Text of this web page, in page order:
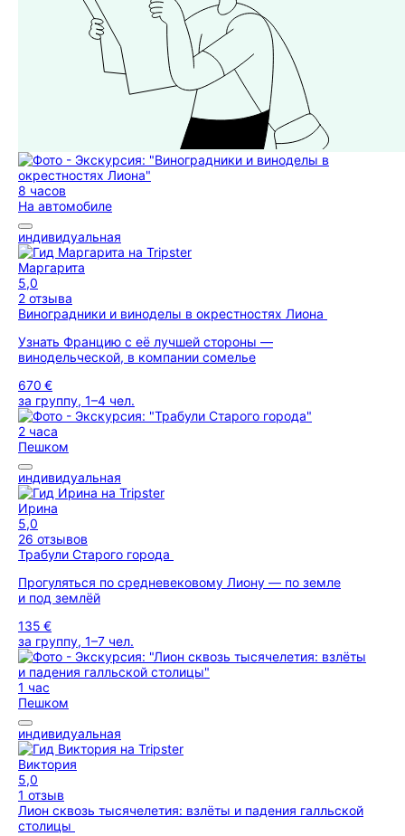
8 часов
На автомобиле
индивидуальная
Маргарита
5,0
2 отзыва
Виноградники и виноделы в окрестностях Лиона
Узнать Францию с её лучшей стороны —
винодельческой, в компании сомелье
670 €
за группу, 1–4 чел.
2 часа
Пешком
индивидуальная
Ирина
5,0
26 отзывов
Трабули Старого города
Прогуляться по средневековому Лиону — по земле
и под землёй
135 €
за группу, 1–7 чел.
1 час
Пешком
индивидуальная
Виктория
5,0
1 отзыв
Лион сквозь тысячелетия: взлёты и падения галльской
столицы